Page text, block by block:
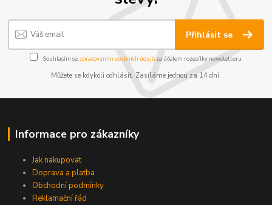
Přihlásit se
Souhlasím se zpracováním osobních údajůza účelem rozesílky newsletteru.
Můžete se kdykoli odhlásit. Zasíláme jednou za 14 dní.
Informace pro zákazníky
Jak nakupovat
Doprava a platba
Obchodní podmínky
Reklamační řád